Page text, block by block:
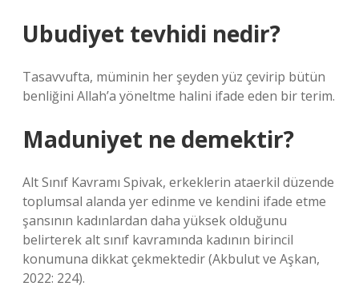
Ubudiyet tevhidi nedir?
Tasavvufta, müminin her şeyden yüz çevirip bütün
benliğini Allah’a yöneltme halini ifade eden bir terim.
Maduniyet ne demektir?
Alt Sınıf Kavramı Spivak, erkeklerin ataerkil düzende
toplumsal alanda yer edinme ve kendini ifade etme
şansının kadınlardan daha yüksek olduğunu
belirterek alt sınıf kavramında kadının birincil
konumuna dikkat çekmektedir (Akbulut ve Aşkan,
2022: 224).